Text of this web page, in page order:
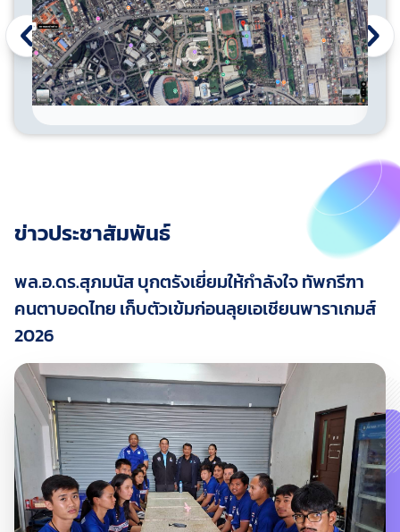
ข่าวประชาสัมพันธ์
พล.อ.ดร.สุภมนัส บุกตรังเยี่ยมให้กำลังใจ ทัพกรีฑา
คนตาบอดไทย เก็บตัวเข้มก่อนลุยเอเชียนพาราเกมส์
2026